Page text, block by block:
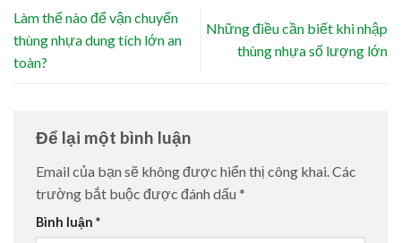
Làm thế nào để vận chuyển
thùng nhựa dung tích lớn an
toàn?
Những điều cần biết khi nhập
thùng nhựa số lượng lớn
Để lại một bình luận
Email của bạn sẽ không được hiển thị công khai. Các
trường bắt buộc được đánh dấu *
Bình luận *